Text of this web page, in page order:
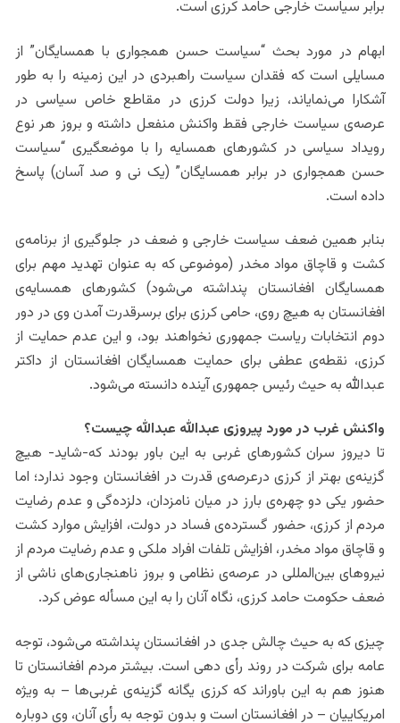
برابر سیاست خارجی حامد کرزی است.
ابهام در مورد بحث “سیاست حسن همجواری با همسایگان” از
مسایلی است که فقدان سیاست راهبردی در این زمینه را به طور
آشکارا می‌نمایاند، زیرا دولت کرزی در مقاطع خاص سیاسی در
عرصه‌ی سیاست خارجی فقط واکنش منفعل داشته و بروز هر نوع
رویداد سیاسی در کشورهای همسایه را با موضعگیری “سیاست
حسن همجواری در برابر همسایگان” (یک نی و صد آسان) پاسخ
داده است.
بنابر همین ضعف سیاست خارجی و ضعف در جلوگیری از برنامه‌ی
کشت و قاچاق مواد مخدر (موضوعی که به عنوان تهدید مهم برای
همسایگان افغانستان پنداشته می‌شود) کشورهای همسایه‌ی
افغانستان به هیچ روی، حامی کرزی برای برسرقدرت آمدن وی در دور
دوم انتخابات ریاست جمهوری نخواهند بود، و این عدم حمایت از
کرزی، نقطه‌ی عطفی برای حمایت همسایگان افغانستان از داکتر
عبدالله به حیث رئیس جمهوری آینده دانسته می‌شود.
واکنش غرب در مورد پیروزی عبدالله عبدالله چیست؟
تا دیروز سران کشورهای غربی به این باور بودند که-شاید- هیچ
گزینه‌ی بهتر از کرزی درعرصه‌ی قدرت در افغانستان وجود ندارد؛ اما
حضور یکی دو چهره‌ی بارز در میان نامزدان، دلزده‌گی و عدم رضایت
مردم از کرزی، حضور گسترده‌ی فساد در دولت، افزایش موارد کشت
و قاچاق مواد مخدر، افزایش تلفات افراد ملکی و عدم رضایت مردم از
نیروهای بین‌المللی در عرصه‌ی نظامی و بروز ناهنجاری‌های ناشی از
ضعف حکومت حامد کرزی، نگاه آنان را به این مسأله عوض کرد.
چیزی که به حیث چالش جدی در افغانستان پنداشته می‌شود، توجه
عامه برای شرکت در روند رأی دهی است. بیشتر مردم افغانستان تا
هنوز هم به این باوراند که کرزی یگانه گزینه‌ی غربی‌ها – به ویژه
امریکاییان – در افغانستان است و بدون توجه به رأی آنان، وی دوباره